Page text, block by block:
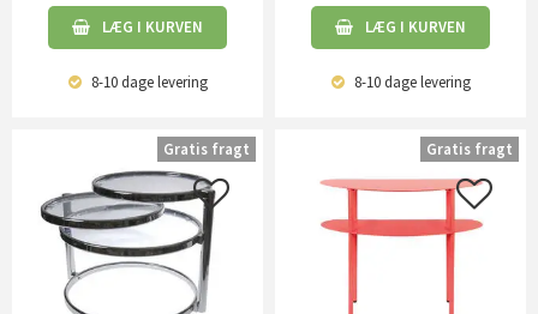
LÆG I KURVEN
8-10 dagelevering
LÆG I KURVEN
8-10 dagelevering
Gratis fragt Gratis fragt